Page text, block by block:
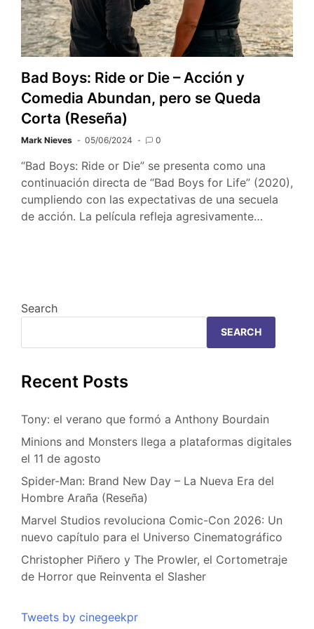
Bad Boys: Ride or Die – Acción y
Comedia Abundan, pero se Queda
Corta (Reseña)
Mark Nieves 05/06/2024 0
“Bad Boys: Ride or Die” se presenta como una
continuación directa de “Bad Boys for Life” (2020),
cumpliendo con las expectativas de una secuela
de acción. La película refleja agresivamente…
Search
SEARCH
Recent Posts
Tony: el verano que formó a Anthony Bourdain
Minions and Monsters llega a plataformas digitales
el 11 de agosto
Spider-Man: Brand New Day – La Nueva Era del
Hombre Araña (Reseña)
Marvel Studios revoluciona Comic-Con 2026: Un
nuevo capítulo para el Universo Cinematográfico
Christopher Piñero y The Prowler, el Cortometraje
de Horror que Reinventa el Slasher
Tweets by cinegeekpr